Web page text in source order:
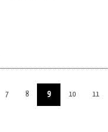
7 8 9 10 11